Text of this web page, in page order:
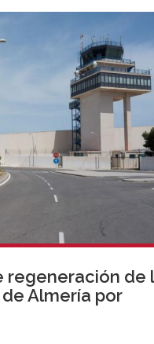
regeneración de
Almería por